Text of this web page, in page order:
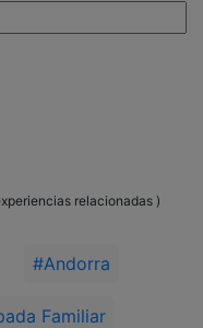
relacionadas )
#Andorra
Familiar